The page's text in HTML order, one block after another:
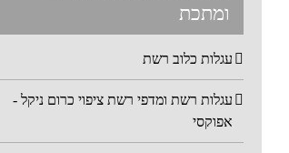
ומתכת
עגלות כלוב רשת
עגלות רשת ומדפי רשת ציפוי כרום ניקל -
אפוקסי